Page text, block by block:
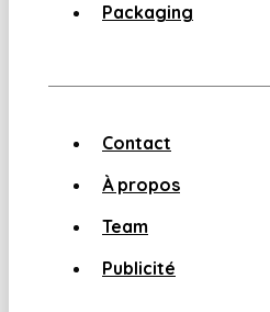
Packaging
Contact
À propos
Team
Publicité